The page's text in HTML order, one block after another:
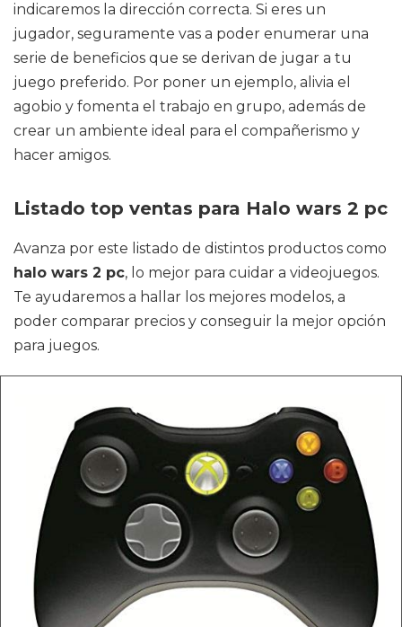
indicaremos la dirección correcta. Si eres un
jugador, seguramente vas a poder enumerar una
serie de beneficios que se derivan de jugar a tu
juego preferido. Por poner un ejemplo, alivia el
agobio y fomenta el trabajo en grupo, además de
crear un ambiente ideal para el compañerismo y
hacer amigos.
Listado top ventas para Halo wars 2 pc
Avanza por este listado de distintos productos como
halo wars 2 pc, lo mejor para cuidar a videojuegos.
Te ayudaremos a hallar los mejores modelos, a
poder comparar precios y conseguir la mejor opción
para juegos.